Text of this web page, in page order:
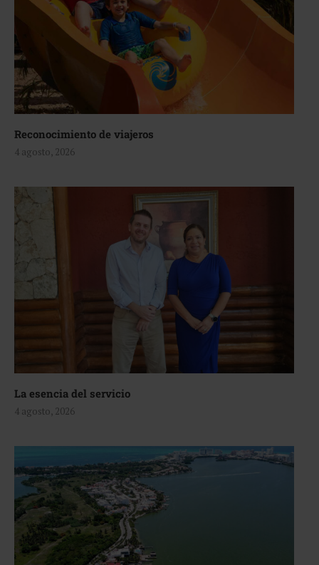
Reconocimiento de viajeros
4 agosto, 2026
La esencia del servicio
4 agosto, 2026